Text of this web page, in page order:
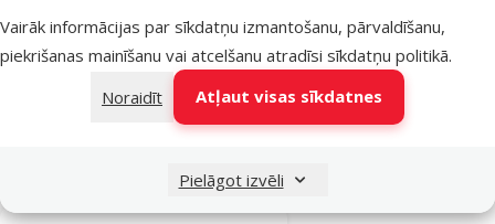
Vairāk informācijas par sīkdatņu izmantošanu, pārvaldīšanu,
piekrišanas mainīšanu vai atcelšanu atradīsi sīkdatņu politikā.
Noraidīt
Atļaut visas sīkdatnes
Pielāgot izvēli
EVA, 35 x 45
cm, Grey
Cena
12,99 €